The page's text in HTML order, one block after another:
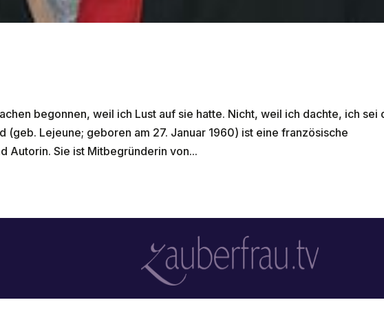
begonnen, weil ich Lust auf sie hatte. Nicht, weil ich dachte, ich sei
(geb. Lejeune; geboren am 27. Januar 1960) ist eine französische
Autorin. Sie ist Mitbegründerin von...